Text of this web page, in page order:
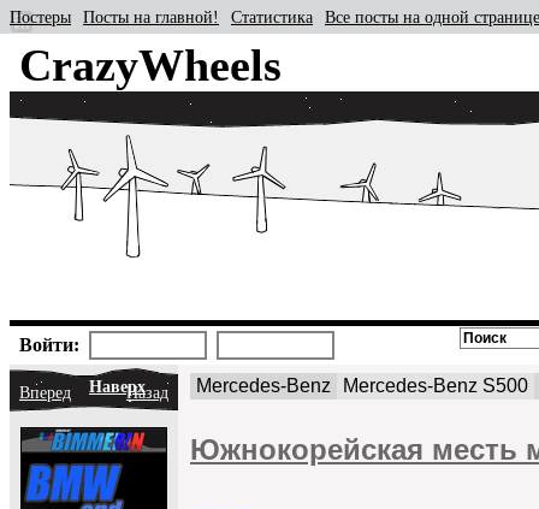
CrazyWheels
Постеры Посты на главной! Статистика Все посты на одной странице
Войти:
Вперед НаверхНазад Mercedes-Benz Mercedes-Benz S500
Южнокорейская месть